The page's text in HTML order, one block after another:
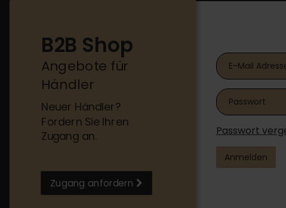
B2B Shop
Angebote für
Händler
Neuer Händler?
Fordern Sie Ihren
Zugang an.
Zugang anfordern
Passwort
Anmelden